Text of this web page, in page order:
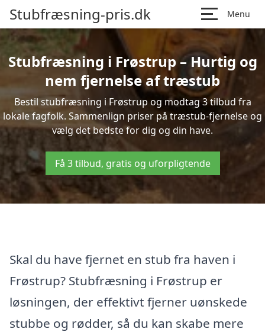
Stubfræsning-pris.dk Menu
Stubfræsning i Frøstrup – Hurtig og
nem fjernelse af træstub
Bestil stubfræsning i Frøstrup og modtag 3 tilbud fra
lokale fagfolk. Sammenlign priser på træstub-fjernelse og
vælg det bedste for dig og din have.
Få 3 tilbud, gratis og uforpligtende
Skal du have fjernet en stub fra haven i
Frøstrup? Stubfræsning i Frøstrup er
løsningen, der effektivt fjerner uønskede
stubbe og rødder, så du kan skabe mere